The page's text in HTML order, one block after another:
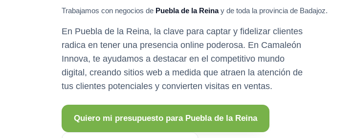
Trabajamos con negocios de Puebla de la Reinay de toda la provincia de Badajoz.
En Puebla de la Reina, la clave para captar y fidelizar clientes
radica en tener una presencia online poderosa. En Camaleón
Innova, te ayudamos a destacar en el competitivo mundo
digital, creando sitios web a medida que atraen la atención de
tus clientes potenciales y convierten visitas en ventas.
Quiero mi presupuesto para Puebla de la Reina